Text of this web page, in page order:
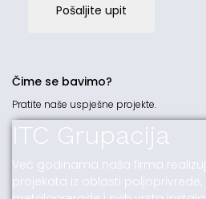
Pošaljite upit
Čime se bavimo?
Pratite naše uspješne projekte.
ITC Grupacija
Već godinama naša firma
projekata iz oblasti poljoprivrede,